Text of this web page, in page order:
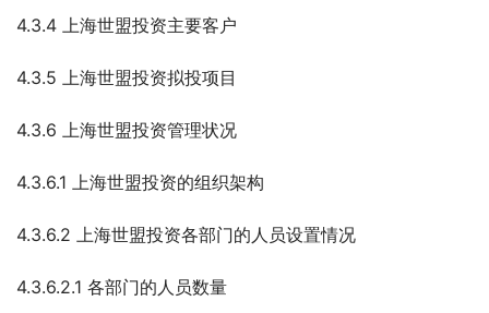
4.3.4 上海世盟投资主要客户
4.3.5 上海世盟投资拟投项目
4.3.6 上海世盟投资管理状况
4.3.6.1 上海世盟投资的组织架构
4.3.6.2 上海世盟投资各部门的人员设置情况
4.3.6.2.1 各部门的人员数量